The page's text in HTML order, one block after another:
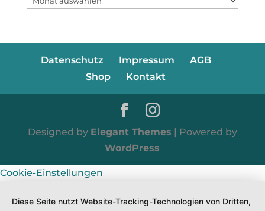
Datenschutz Impressum
AGB
Shop
Kontakt
Designed by Elegant Themes | Powered by
WordPress
Cookie-Einstellungen
Diese Seite nutzt Website-Tracking-Technologien von Dritten,